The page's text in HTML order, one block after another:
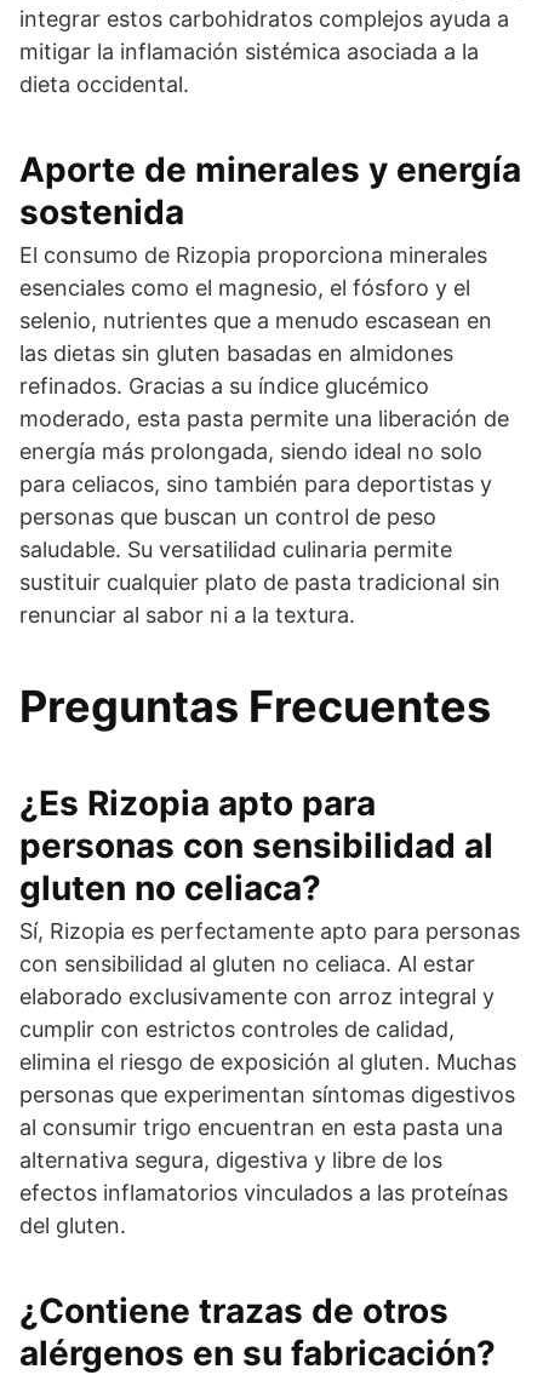
integrar estos carbohidratos complejos ayuda a
mitigar la inflamación sistémica asociada a la
dieta occidental.
Aporte de minerales y energía
sostenida
El consumo de Rizopia proporciona minerales
esenciales como el magnesio, el fósforo y el
selenio, nutrientes que a menudo escasean en
las dietas sin gluten basadas en almidones
refinados. Gracias a su índice glucémico
moderado, esta pasta permite una liberación de
energía más prolongada, siendo ideal no solo
para celiacos, sino también para deportistas y
personas que buscan un control de peso
saludable. Su versatilidad culinaria permite
sustituir cualquier plato de pasta tradicional sin
renunciar al sabor ni a la textura.
Preguntas Frecuentes
¿Es Rizopia apto para
personas con sensibilidad al
gluten no celiaca?
Sí, Rizopia es perfectamente apto para personas
con sensibilidad al gluten no celiaca. Al estar
elaborado exclusivamente con arroz integral y
cumplir con estrictos controles de calidad,
elimina el riesgo de exposición al gluten. Muchas
personas que experimentan síntomas digestivos
al consumir trigo encuentran en esta pasta una
alternativa segura, digestiva y libre de los
efectos inflamatorios vinculados a las proteínas
del gluten.
¿Contiene trazas de otros
alérgenos en su fabricación?